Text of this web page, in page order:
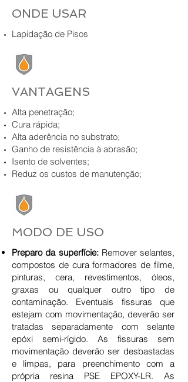
ONDE USAR
Lapidação de Pisos
VANTAGENS
Alta penetração;
Cura rápida;
Alta aderência no substrato;
Ganho de resistência à abrasão;
Isento de solventes;
Reduz os custos de manutenção;
MODO DE USO
Preparo da superfície:Remover selantes,
compostos de cura formadores de filme,
pinturas, cera, revestimentos, óleos,
graxas ou qualquer outro tipo de
contaminação. Eventuais fissuras que
estejam com movimentação, deverão ser
tratadas separadamente com selante
epóxi semi-rígido. As fissuras sem
movimentação deverão ser desbastadas
e limpas, para preenchimento com a
própria resina PSE EPOXY-LR. As